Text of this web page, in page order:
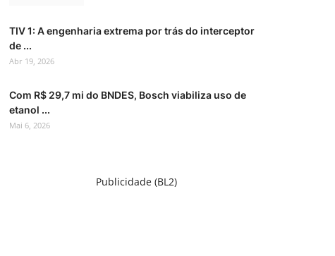
TIV 1: A engenharia extrema por trás do interceptor
de ...
Abr 19, 2026
Com R$ 29,7 mi do BNDES, Bosch viabiliza uso de
etanol ...
Mai 6, 2026
Publicidade (BL2)